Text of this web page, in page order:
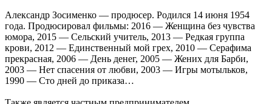
Александр Зосименко — продюсер. Родился 14 июня 1954
года. Продюсировал фильмы: 2016 — Женщина без чувства
юмора, 2015 — Сельский учитель, 2013 — Редкая группа
крови, 2012 — Единственный мой грех, 2010 — Серафима
прекрасная, 2006 — День денег, 2005 — Жених для Барби,
2003 — Нет спасения от любви, 2003 — Игры мотыльков,
1990 — Сто дней до приказа…